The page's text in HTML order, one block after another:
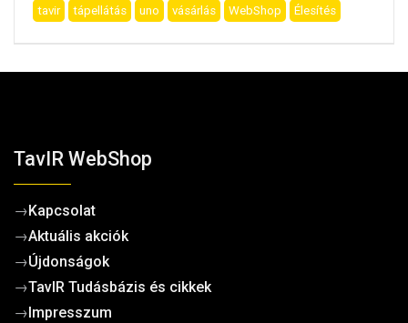
tavir
tápellátás uno vásárlás WebShop Élesítés
TavIR WebShop
→Kapcsolat
→Aktuális akciók
→Újdonságok
→TavIR Tudásbázis és cikkek
→ Impresszum